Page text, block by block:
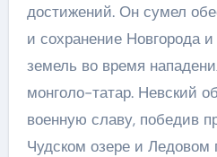
достижений. Он сумел
и сохранение Новгорода и
земель во время
монголо-татар. Невский
военную славу, победив
Чудском озере и Ледовом